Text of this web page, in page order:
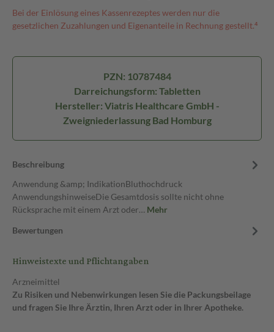
Bei der Einlösung eines Kassenrezeptes werden nur die
gesetzlichen Zuzahlungen und Eigenanteile in Rechnung gestellt.⁴
PZN: 10787484
Darreichungsform: Tabletten
Hersteller: Viatris Healthcare GmbH -
Zweigniederlassung Bad Homburg
Beschreibung
Anwendung &amp; IndikationBluthochdruck
AnwendungshinweiseDie Gesamtdosis sollte nicht ohne
Rücksprache mit einem Arzt oder… Mehr
Bewertungen
Hinweistexte und Pflichtangaben
Arzneimittel
Zu Risiken und Nebenwirkungen lesen Sie die Packungsbeilage
und fragen Sie Ihre Ärztin, Ihren Arzt oder in Ihrer Apotheke.